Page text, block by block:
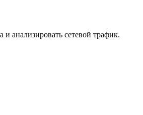
анализировать сетевой трафик.